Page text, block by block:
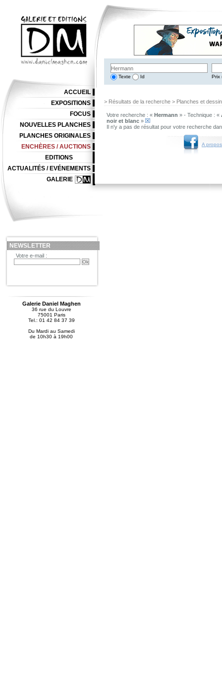
Texte Id Prix
> Résultats de la recherche > Planches et
Votre recherche : « Hermann » - Technique : «
noir et blanc »
Il n'y a pas de résultat pour votre recherche
A
ACCUEIL
EXPOSITIONS
FOCUS
NOUVELLES PLANCHES
PLANCHES ORIGINALES
ENCHÈRES / AUCTIONS
EDITIONS
ACTUALITÉS / EVÉNEMENTS
GALERIE
NEWSLETTER
Votre e-mail :
Galerie Daniel Maghen
36 rue du Louvre
75001 Paris
Tel.: 01 42 84 37 39
Du Mardi au Samedi
de 10h30 à 19h00